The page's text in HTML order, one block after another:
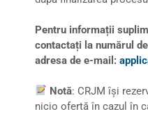
Pentru informații
contactați la numărul
adresa de e-mail:
Notă: CRJM își
nicio ofertă în cazul în